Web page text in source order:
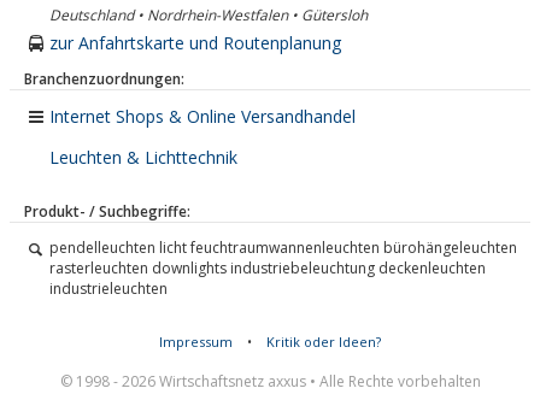
Deutschland • Nordrhein-Westfalen • Gütersloh
zur Anfahrtskarte und Routenplanung
Branchenzuordnungen:
Internet Shops & Online Versandhandel
Leuchten & Lichttechnik
Produkt- / Suchbegriffe:
pendelleuchten licht feuchtraumwannenleuchten bürohängeleuchten
rasterleuchten downlights industriebeleuchtung deckenleuchten
industrieleuchten
Impressum • Kritik oder Ideen?
© 1998 - 2026 Wirtschaftsnetz axxus • Alle Rechte vorbehalten